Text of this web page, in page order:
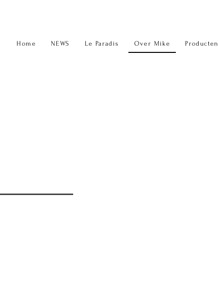
Home NEWS Le Paradis Over Mike Producten